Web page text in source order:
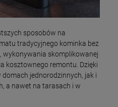
sposobów na
tradycyjnego kominka bez
wykonywania skomplikowanej
kosztownego remontu. Dzięki
jednorodzinnych, jak i
a nawet na tarasach i w